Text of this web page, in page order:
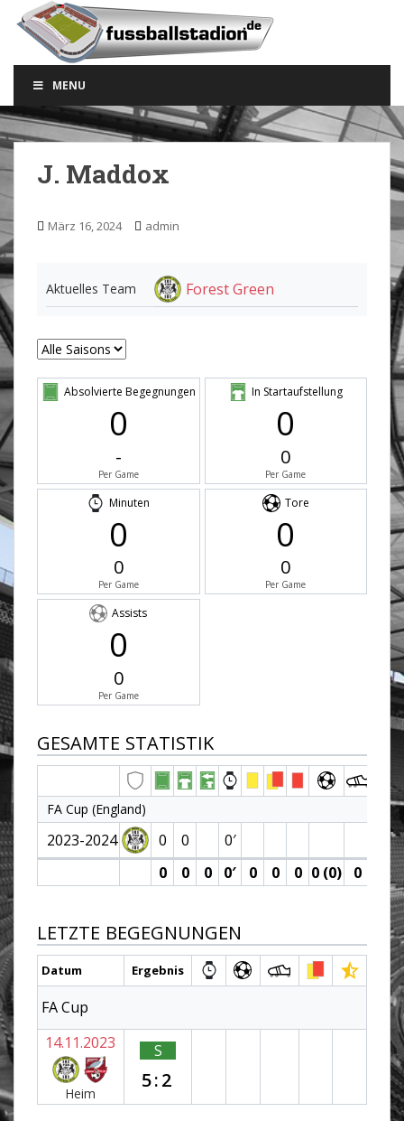
o
m
a
i
n
c
o
n
t
e
n
t
MENU
J. Maddox
März 16, 2024 admin
Aktuelles Team Forest Green
Absolvierte Begegnungen
0
-
Per Game
In Startaufstellung
0
0
Per Game
Minuten
0
0
Per Game
Tore
0
0
Per Game
Assists
0
0
Per Game
GESAMTE STATISTIK
FA Cup (England)
2023-2024 0 0
0′
0
0 0 0′ 0 0 0 0 (0) 0
LETZTE BEGEGNUNGEN
Datum Ergebnis
FA Cup
14.11.2023
Heim
S
5:2